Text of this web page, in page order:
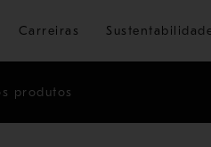
o conteúdo principal
Carreiras
produtos